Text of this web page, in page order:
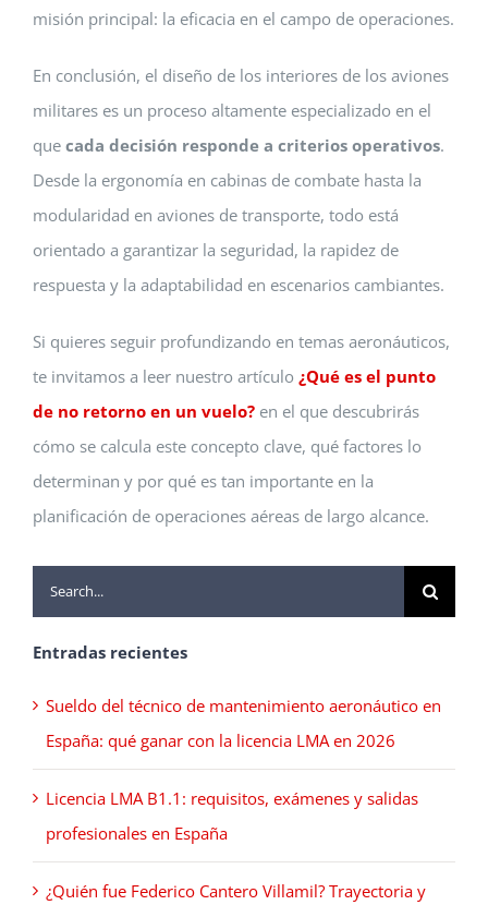
misión principal: la eficacia en el campo de operaciones.
En conclusión, el diseño de los interiores de los aviones
militares es un proceso altamente especializado en el
que cada decisión responde a criterios operativos.
Desde la ergonomía en cabinas de combate hasta la
modularidad en aviones de transporte, todo está
orientado a garantizar la seguridad, la rapidez de
respuesta y la adaptabilidad en escenarios cambiantes.
Si quieres seguir profundizando en temas aeronáuticos,
te invitamos a leer nuestro artículo ¿Qué es el punto
de no retorno en un vuelo?en el que descubrirás
cómo se calcula este concepto clave, qué factores lo
determinan y por qué es tan importante en la
planificación de operaciones aéreas de largo alcance.
Buscar:
Entradas recientes
Sueldo del técnico de mantenimiento aeronáutico en
España: qué ganar con la licencia LMA en 2026
Licencia LMA B1.1: requisitos, exámenes y salidas
profesionales en España
¿Quién fue Federico Cantero Villamil? Trayectoria y